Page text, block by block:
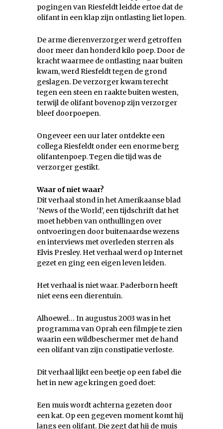
pogingen van Riesfeldt leidde ertoe dat de
olifant in een klap zijn ontlasting liet lopen.
De arme dierenverzorger werd getroffen
door meer dan honderd kilo poep. Door de
kracht waarmee de ontlasting naar buiten
kwam, werd Riesfeldt tegen de grond
geslagen. De verzorger kwam terecht
tegen een steen en raakte buiten westen,
terwijl de olifant bovenop zijn verzorger
bleef doorpoepen.
Ongeveer een uur later ontdekte een
collega Riesfeldt onder een enorme berg
olifantenpoep. Tegen die tijd was de
verzorger gestikt.
Waar of niet waar?
Dit verhaal stond in het Amerikaanse blad
‘News of the World’, een tijdschrift dat het
moet hebben van onthullingen over
ontvoeringen door buitenaardse wezens
en interviews met overleden sterren als
Elvis Presley. Het verhaal werd op Internet
gezet en ging een eigen leven leiden.
Het verhaal is niet waar. Paderborn heeft
niet eens een dierentuin.
Alhoewel… In augustus 2003 was in het
programma van Oprah een filmpje te zien
waarin een wildbeschermer met de hand
een olifant van zijn constipatie verloste.
Dit verhaal lijkt een beetje op een fabel die
het in new age kringen goed doet:
Een muis wordt achterna gezeten door
een kat. Op een gegeven moment komt hij
langs een olifant. Die zegt dat hij de muis